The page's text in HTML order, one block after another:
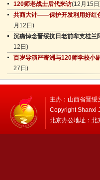
120师老战士后代来访(12月15
共商大计——保护开发利用好红
月12日)
沉痛悼念晋绥抗日老前辈支桂兰
12日)
百岁导演严寄洲与120师学校小
27日)
主办：山西省晋
Copyright Shanxi
北京办公地址：